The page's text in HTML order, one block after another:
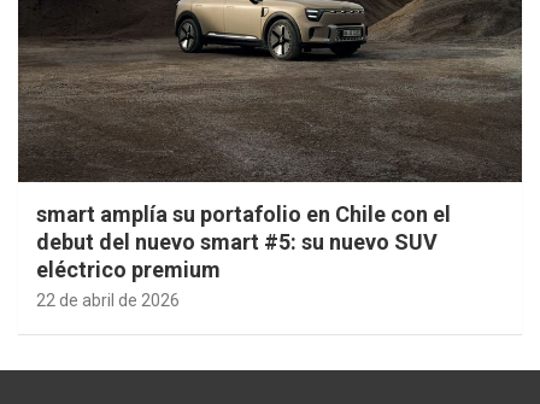
smart amplía su portafolio en Chile con el
debut del nuevo smart #5: su nuevo SUV
eléctrico premium
22 de abril de 2026